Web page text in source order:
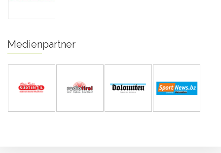
Medienpartner